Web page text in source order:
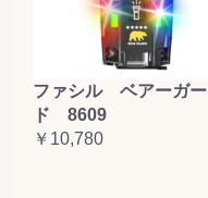
ファシル ベアーガー
ド 8609
￥10,780